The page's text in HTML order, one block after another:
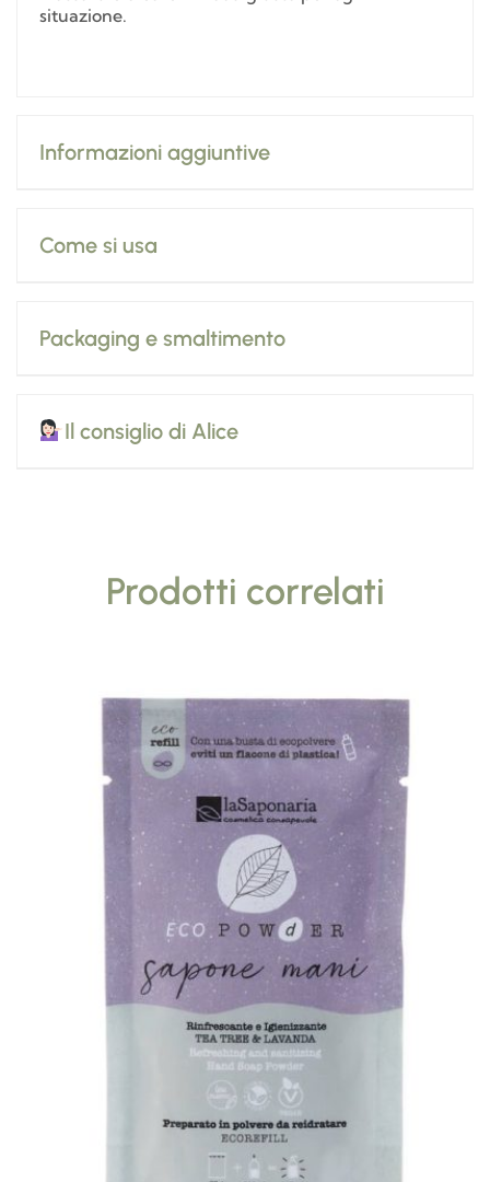
situazione.
Informazioni aggiuntive
Come si usa
Packaging e smaltimento
Il consiglio di Alice
Prodotti correlati